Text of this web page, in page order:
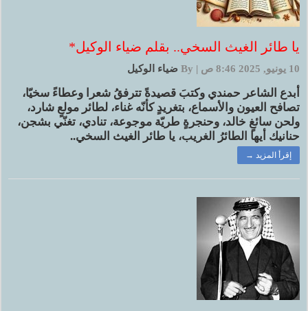
يا طائر الغيث السخي.. بقلم ضياء الوكيل*
10 يونيو, 2025 8:46 ص |
By ضياء الوكيل
أبدع الشاعر حمندي وكتبَ قصيدةً تترفقُ شعرا وعطاءً سخيّا،
تصافح العيون والأسماع، بتغريدٍ كأنّه غناء، لطائر مولعٍ شارد،
ولحن سائغٍ خالد، وحنجرةٍ طريّة موجوعة، تنادي، تغنّي بشجن،
حنانيك أيها الطائرُ الغريب، يا طائر الغيث السخي..
إقرأ المزيد →